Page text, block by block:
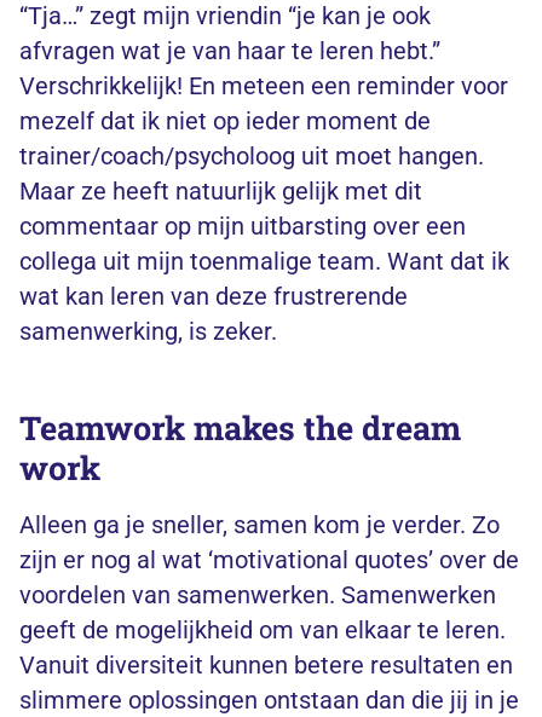
“Tja…” zegt mijn vriendin “je kan je ook
afvragen wat je van haar te leren hebt.”
Verschrikkelijk! En meteen een reminder voor
mezelf dat ik niet op ieder moment de
trainer/coach/psycholoog uit moet hangen.
Maar ze heeft natuurlijk gelijk met dit
commentaar op mijn uitbarsting over een
collega uit mijn toenmalige team. Want dat ik
wat kan leren van deze frustrerende
samenwerking, is zeker.
Teamwork makes the dream
work
Alleen ga je sneller, samen kom je verder. Zo
zijn er nog al wat ‘motivational quotes’ over de
voordelen van samenwerken. Samenwerken
geeft de mogelijkheid om van elkaar te leren.
Vanuit diversiteit kunnen betere resultaten en
slimmere oplossingen ontstaan dan die jij in je